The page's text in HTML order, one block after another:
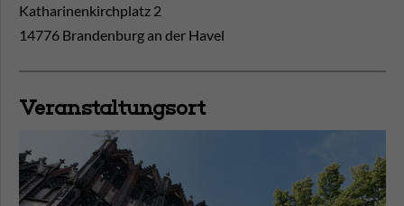
Katharinenkirchplatz 2
14776 Brandenburg an der Havel
Veranstaltungsort